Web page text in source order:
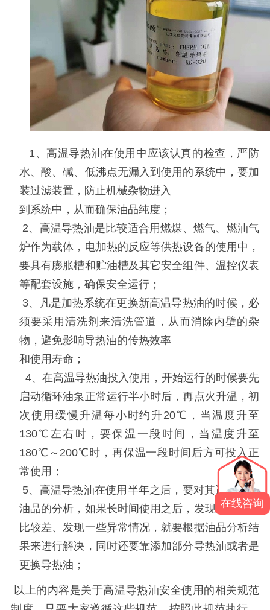
1 、 高温导热油在使用中应该认真的检查，严防
水、酸、碱、低沸点无漏入到使用的系统中，要加
装过滤装置，防止机械杂物进入
到系统中，从而确保油品纯度；
2、高温导热油是比较适合用燃煤、燃气、燃油气
炉作为载体，电加热的反应等供热设备的使用中，
要具有膨胀槽和贮油槽及其它安全组件、温控仪表
等配套设施，确保安全运行；
3、凡是加热系统在更换新高温导热油的时候，必
须要采用清洗剂来清洗管道，从而消除内壁的杂
物，避免影响导热油的传热效率
和使用寿命；
4、在高温导热油投入使用，开始运行的时候要先
启动循环油泵正常运行半小时后，再点火升温，初
次使用缓慢升温每小时约升20℃，当温度升至
130℃左右时，要保温一段时间，当温度升至
180℃～200℃时，再保温一段时间后方可投入正
常使用；
5、高温导热油在使用半年之后，要对其进行一次
油品的分析，如果长时间使用之后，发现传热效果
比较差、发现一些异常情况，就要根据油品分析结
果来进行解决，同时还要靠添加部分导热油或者是
更换导热油；
以上的内容是关于高温导热油安全使用的相关规范
在线咨询